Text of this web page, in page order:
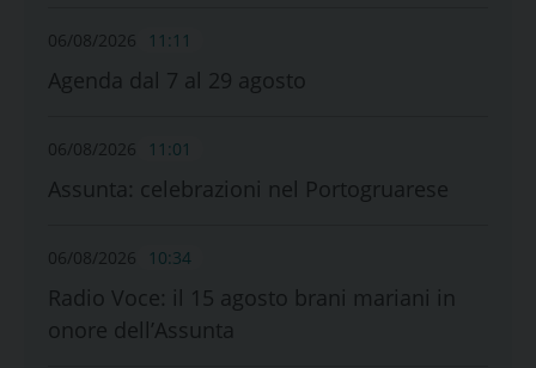
06/08/2026 11:11
Agenda dal 7 al 29 agosto
06/08/2026 11:01
Assunta: celebrazioni nel Portogruarese
06/08/2026 10:34
Radio Voce: il 15 agosto brani mariani in
onore dell’Assunta